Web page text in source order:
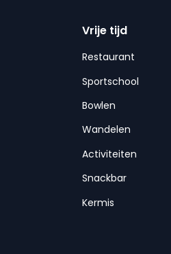
Vrije tijd
Restaurant
Sportschool
Bowlen
Wandelen
Activiteiten
Snackbar
Kermis